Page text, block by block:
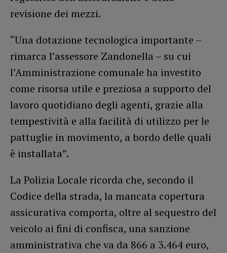
revisione dei mezzi.
“Una dotazione tecnologica importante –
rimarca l’assessore Zandonella – su cui
l’Amministrazione comunale ha investito
come risorsa utile e preziosa a supporto del
lavoro quotidiano degli agenti, grazie alla
tempestività e alla facilità di utilizzo per le
pattuglie in movimento, a bordo delle quali
è installata”.
La Polizia Locale ricorda che, secondo il
Codice della strada, la mancata copertura
assicurativa comporta, oltre al sequestro del
veicolo ai fini di confisca, una sanzione
amministrativa che va da 866 a 3.464 euro,